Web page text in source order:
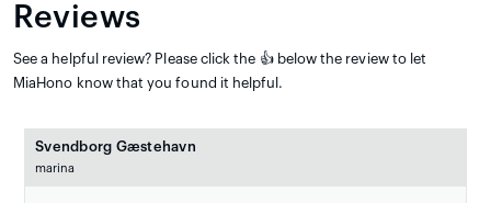
Reviews
See a helpful review? Please click the 👍 below the review to let
MiaHono know that you found it helpful.
Svendborg Gæstehavn
marina